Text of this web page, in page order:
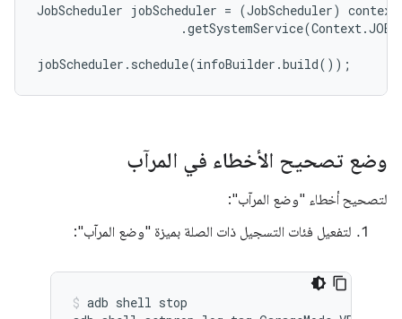
JobScheduler jobScheduler = (JobScheduler) context
.getSystemService(Context .
jobScheduler . schedule(infoBuilder .build());
وضع تصحيح الأخطاء في المرآب
لتصحيح أخطاء "وضع المرآب":
لتفعيل فئات التسجيل ذات الصلة بميزة "وضع المرآب":
adb shell stop